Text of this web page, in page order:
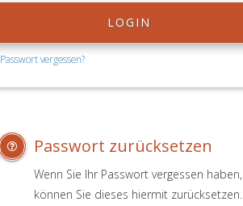
LOGIN
Passwort vergessen?
Passwort zurücksetzen
Wenn Sie Ihr Passwort vergessen haben,
können Sie dieses hiermit zurücksetzen.